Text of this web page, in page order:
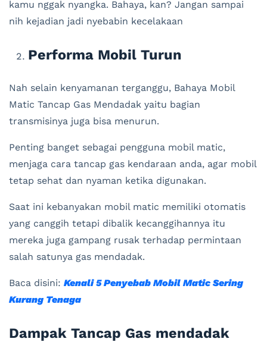
kamu nggak nyangka. Bahaya, kan? Jangan sampai
nih kejadian jadi nyebabin kecelakaan
Performa Mobil Turun
Nah selain kenyamanan terganggu, Bahaya Mobil
Matic Tancap Gas Mendadak yaitu bagian
transmisinya juga bisa menurun.
Penting banget sebagai pengguna mobil matic,
menjaga cara tancap gas kendaraan anda, agar mobil
tetap sehat dan nyaman ketika digunakan.
Saat ini kebanyakan mobil matic memiliki otomatis
yang canggih tetapi dibalik kecanggihannya itu
mereka juga gampang rusak terhadap permintaan
salah satunya gas mendadak.
Baca disini: Kenali 5 Penyebab Mobil Matic Sering
Kurang Tenaga
Dampak Tancap Gas mendadak